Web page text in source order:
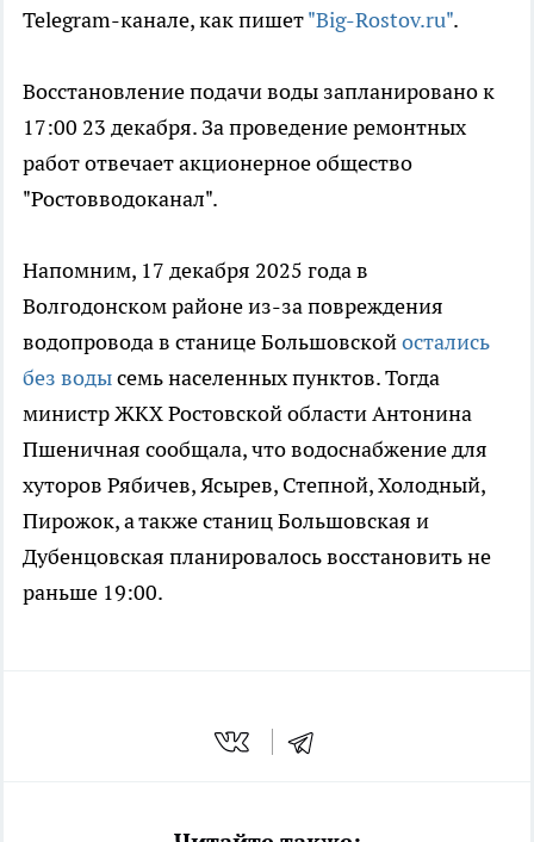
Telegram-канале, как пишет"Big-Rostov.ru".
Восстановление подачи воды запланировано к
17:00 23 декабря. За проведение ремонтных
работ отвечает акционерное общество
"Ростовводоканал".
Напомним, 17 декабря 2025 года в
Волгодонском районе из-за повреждения
водопровода в станице Большовскойостались
без водысемь населенных пунктов. Тогда
министр ЖКХ Ростовской области Антонина
Пшеничная сообщала, что водоснабжение для
хуторов Рябичев, Ясырев, Степной, Холодный,
Пирожок, а также станиц Большовская и
Дубенцовская планировалось восстановить не
раньше 19:00.